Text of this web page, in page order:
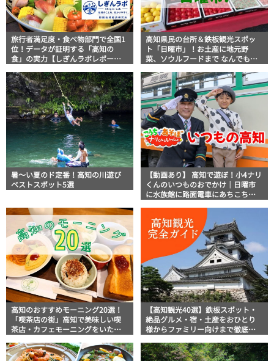
旅行者満足度・食べ物部門で全国1
位！データが証明する「高知の
食」の実力【しぎんラボレポー
高知県民の台所＆鉄板観光スポッ
ト「日曜市」！お土産に地元野
菜、ソウルフードまで なんでもそ
説！
暑～い夏のド定番！高知の川遊び
ベストスポット5選
【動画あり】 高知で遊ぼ！小4ナリ
くんのいつものおでかけ｜日曜市
に水族館に路面電車にあちこち巡
高知のおすすめモーニング20選！
「喫茶店の街」高知で美味しい喫
茶店・カフェモーニングをいただ
【高知観光40選】鉄板スポット・
絶品グルメ・宿・土産をおひとり
様からファミリー向けまで徹底解